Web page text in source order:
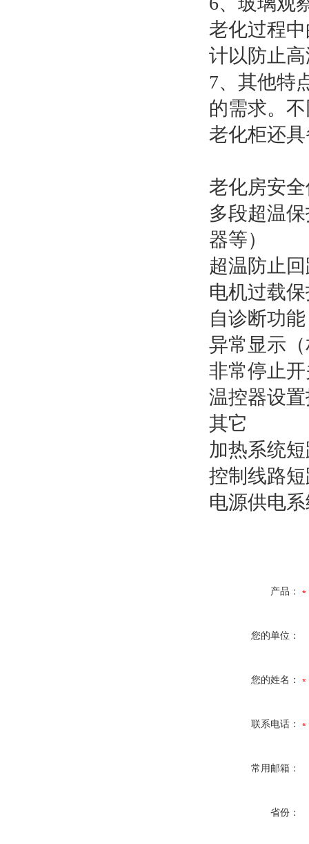
老化过程
计以防止
7、其他特
的需求。
老化柜还
老化房安
多段超温
器等）
超温防止
电机过载
自诊断功能
异常显示
非常停止
温控器设
其它
加热系统
控制线路
电源供电
产品：
您的单位：
您的姓名：
联系电话：
常用邮箱：
省份：